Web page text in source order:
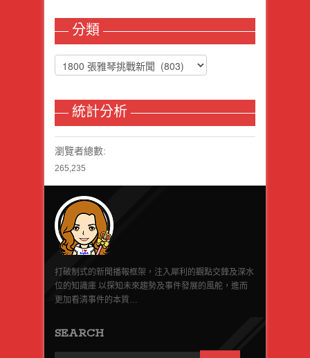
分類
統計分析
瀏覽者總數:
265,235
打破制式的新聞播報框架，注入犀利的觀點交鋒及深水
位的知識庫 以探知未來趨勢及事件發展的風舵，進而
更加看清事件的本質…
SEARCH